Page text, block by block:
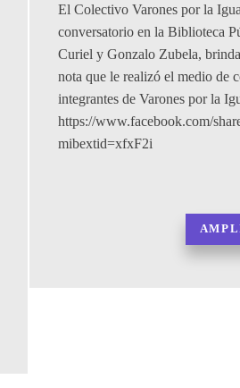
El Colectivo Varones por la
conversatorio en la Biblioteca
Curiel y Gonzalo Zubela,
nota que le realizó el medio de
integrantes de Varones por la
https://www.facebook.com/
mibextid=xfxF2i